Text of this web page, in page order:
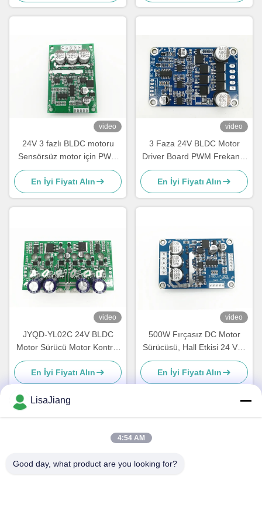
Tablosu
video
24V 3 fazlı BLDC motoru
Sensörsüz motor için PWM
hız sürücüsü Motor
Kontrolörü Hız Darbe Sinyalı
Çıktısı -20 - 85°C
En İyi Fiyatı Alın
video
3 Faza 24V BLDC Motor
Driver Board PWM Frekansı
1-20KHZ Görev Döngüsü 0-
100% Motor Denetleyici
En İyi Fiyatı Alın
video
JYQD-YL02C 24V BLDC
Motor Sürücü Motor Kontrol
Kartı Hub Motor / Elektrikli
Skateboard için
En İyi Fiyatı Alın
video
500W Fırçasız DC Motor
Sürücüsü, Hall Etkisi 24 Volt
DC Motor Hız Kontrol Cihazı
En İyi Fiyatı Alın
Adres
LisaJiang
4:54 AM
Good day, what product are you looking for?